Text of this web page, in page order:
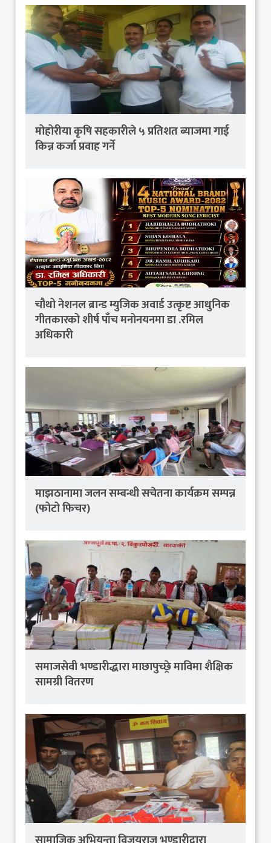
मोहोरीया कृषि सहकारीले ५ प्रतिशत ब्याजमा गाई
किन्न कर्जा प्रवाह गर्ने
चौथो नेशनल ब्रान्ड म्युजिक अवार्ड उत्कृष्ट आधुनिक
गीतकारको शीर्ष पाँच मनोनयनमा डा .रमिल
अधिकारी
माझठानामा जलन सम्बन्धी सचेतना कार्यक्रम सम्पन्न
(फोटो फिचर)
समाजसेवी भण्डारीद्धारा माछापुच्छ्रे माविमा शैक्षिक
सामग्री वितरण